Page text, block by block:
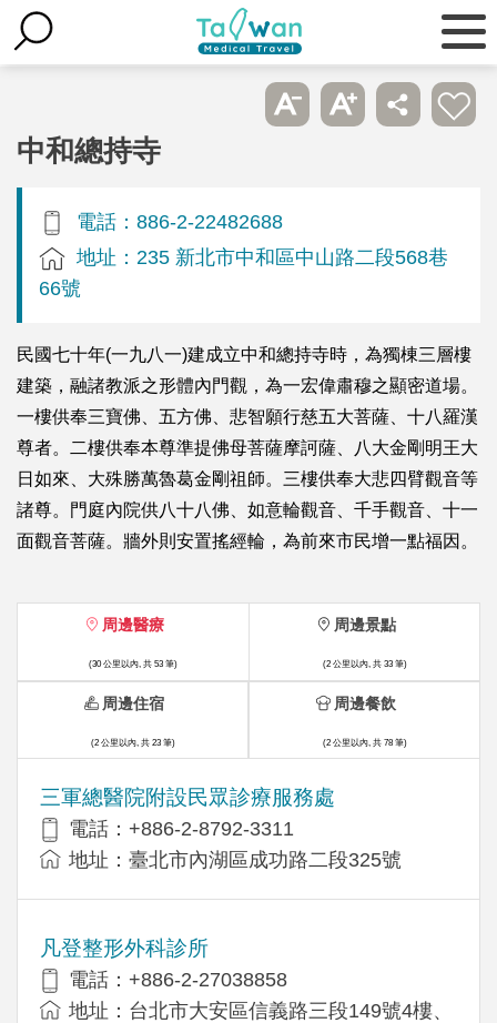
中和總持寺
電話：886-2-22482688
地址：235 新北市中和區中山路二段568巷
66號
民國七十年(一九八一)建成立中和總持寺時，為獨棟三層樓
建築，融諸教派之形體內門觀，為一宏偉肅穆之顯密道場。
一樓供奉三寶佛、五方佛、悲智願行慈五大菩薩、十八羅漢
尊者。二樓供奉本尊準提佛母菩薩摩訶薩、八大金剛明王大
日如來、大殊勝萬魯葛金剛祖師。三樓供奉大悲四臂觀音等
諸尊。門庭內院供八十八佛、如意輪觀音、千手觀音、十一
面觀音菩薩。牆外則安置搖經輪，為前來市民增一點福因。
周邊醫療
(30 公里以內, 共 53 筆)
三軍總醫院附設民眾診療服務處
電話：+886-2-8792-3311
地址：臺北市內湖區成功路二段325號
凡登整形外科診所
電話：+886-2-27038858
地址：台北市大安區信義路三段149號4樓、
周邊景點
(2 公里以內, 共 33 筆)
周邊住宿
(2 公里以內, 共 23 筆)
周邊餐飲
(2 公里以內, 共 78 筆)